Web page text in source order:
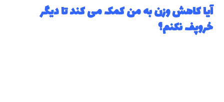
آیا کاهش وزن به من کمک می کند تا دیگر
خروپف نکنم؟